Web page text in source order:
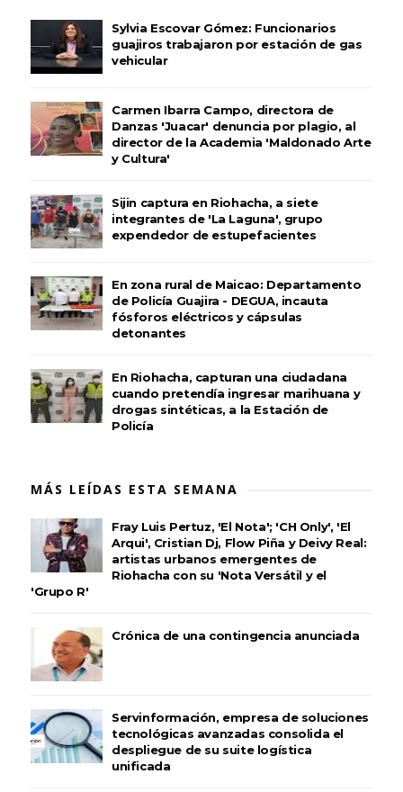
Sylvia Escovar Gómez: Funcionarios
guajiros trabajaron por estación de gas
vehicular
Carmen Ibarra Campo, directora de
Danzas 'Juacar' denuncia por plagio, al
director de la Academia 'Maldonado Arte
y Cultura'
Sijin captura en Riohacha, a siete
integrantes de 'La Laguna', grupo
expendedor de estupefacientes
En zona rural de Maicao: Departamento
de Policía Guajira - DEGUA, incauta
fósforos eléctricos y cápsulas
detonantes
En Riohacha, capturan una ciudadana
cuando pretendía ingresar marihuana y
drogas sintéticas, a la Estación de
Policía
MÁS LEÍDAS ESTA SEMANA
Fray Luis Pertuz, 'El Nota'; 'CH Only', 'El
Arqui', Cristian Dj, Flow Piña y Deivy Real:
artistas urbanos emergentes de
Riohacha con su 'Nota Versátil y el
'Grupo R'
Crónica de una contingencia anunciada
Servinformación, empresa de soluciones
tecnológicas avanzadas consolida el
despliegue de su suite logística
unificada